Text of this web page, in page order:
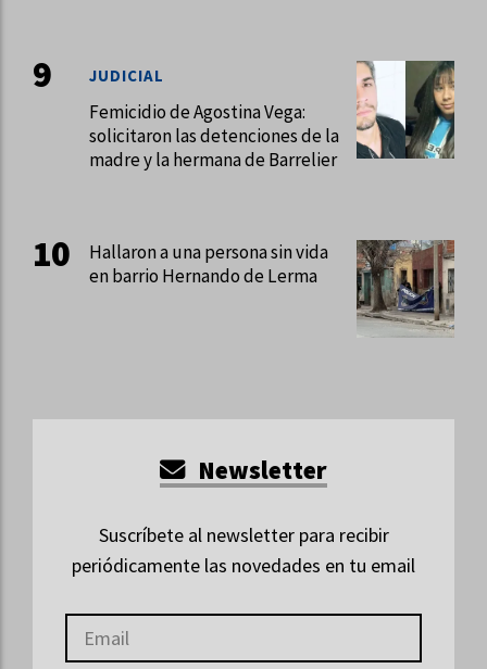
Femicidio de Agostina Vega:
solicitaron las detenciones de la
madre y la hermana de Barrelier
JUDICIAL
Hallaron a una persona sin vida
en barrio Hernando de Lerma
Newsletter
Suscríbete al newsletter para recibir
periódicamente las novedades en tu email